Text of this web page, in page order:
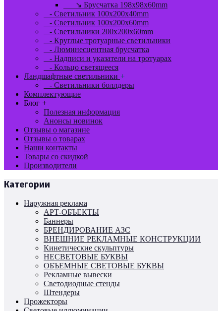
↘ Брусчатка 198x98x60mm
- Светильник 100x200x40mm
- Светильник 100x200x60mm
- Светильники 200x200x60mm
- Круглые тротуарные светильники
- Люминесцентная брусчатка
- Надписи и указатели на тротуарах
- Кольцо светящееся
Ландшафтные светильники +
- Светильники боллдеры
Комплектующие
Блог +
Полезная информация
Анонсы новинок
Отзывы о магазине
Отзывы о товарах
Наши контакты
Товары со скидкой
Производители
Категории
Наружная реклама
АРТ-ОБЪЕКТЫ
Баннеры
БРЕНДИРОВАНИЕ АЗС
ВНЕШНИЕ РЕКЛАМНЫЕ КОНСТРУКЦИИ
Кинетические скульптуры
НЕСВЕТОВЫЕ БУКВЫ
ОБЪЕМНЫЕ СВЕТОВЫЕ БУКВЫ
Рекламные вывески
Светодиодные стенды
Штендеры
Прожекторы